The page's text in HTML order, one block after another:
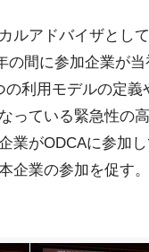
ルアドバイザとし
間に参加企業が
利用モデルの定
っている緊急性の
業がODCAに参加
企業の参加を促す。